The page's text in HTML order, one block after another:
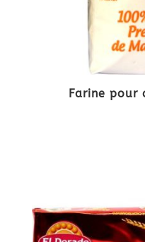
Farine pour